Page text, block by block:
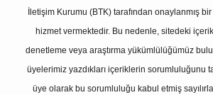
İletişim Kurumu (BTK) tarafından onaylanmış
hizmet vermektedir. Bu nedenle, sitedeki
denetleme veya araştırma yükümlülüğümüz
üyelerimiz yazdıkları içeriklerin sorumluluğunu
üye olarak bu sorumluluğu kabul etmiş